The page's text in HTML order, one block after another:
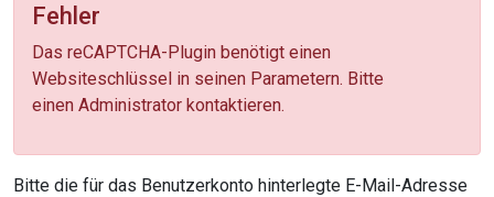
Fehler
Das reCAPTCHA-Plugin benötigt einen
Websiteschlüssel in seinen Parametern. Bitte
einen Administrator kontaktieren.
Bitte die für das Benutzerkonto hinterlegte E-Mail-Adresse